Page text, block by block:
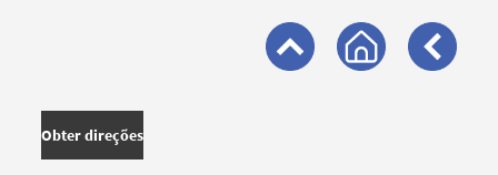
Obter direções